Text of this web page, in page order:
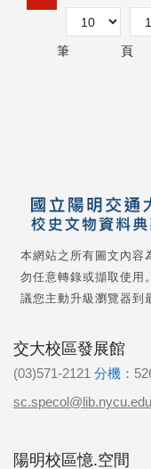
筆 頁
本網站之所有圖文內容
勿任意轉錄或擷取使用
議您主動升級瀏覽器到
交大校區發展館
(03)571-2121 分機：
陽明校區憶.空間